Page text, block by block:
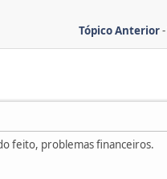
Tópico Anterior-
feito, problemas financeiros.